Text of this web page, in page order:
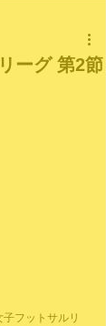
ーグ 第2節
フットサルリ